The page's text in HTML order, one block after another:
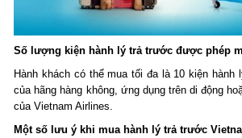
Số lượng kiện hành lý trả trước được phép
Hành khách có thể mua tối đa là 10 kiện
của hãng hàng không, ứng dụng trên di động
của Vietnam Airlines.
Một số lưu ý khi mua hành lý trả trước